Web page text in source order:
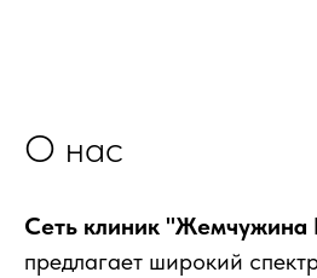
О нас
Сеть клиник "Жемчужина
предлагает широкий